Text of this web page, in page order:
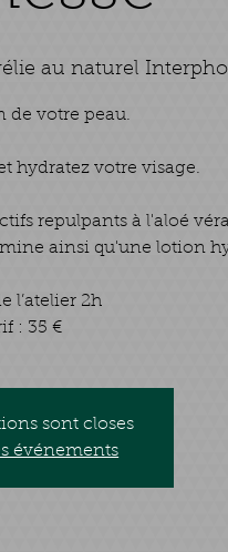
au naturel
de votre peau.
hydratez votre visage.
repulpants à l'aloé
ainsi qu'une lotion
l’atelier 2h
: 35 €
sont closes
événements